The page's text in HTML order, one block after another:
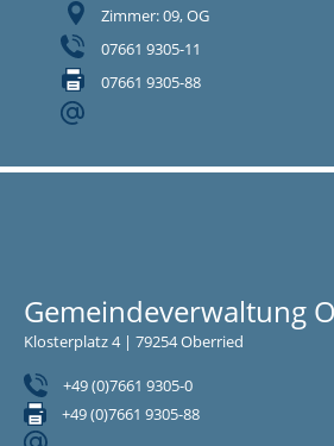
Zimmer: 09, OG
07661 9305-11
07661 9305-88
Gemeindeverwaltung
Klosterplatz 4 | 79254 Oberried
+49 (0)7661 9305-0
+49 (0)7661 9305-88